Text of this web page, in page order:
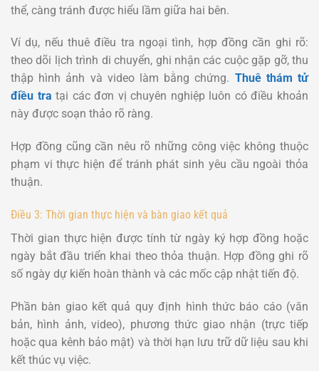
thể, càng tránh được hiểu lầm giữa hai bên.
Ví dụ, nếu thuê điều tra ngoại tình, hợp đồng cần ghi rõ:
theo dõi lịch trình di chuyển, ghi nhận các cuộc gặp gỡ, thu
thập hình ảnh và video làm bằng chứng. Thuê thám tử
điều tra tại các đơn vị chuyên nghiệp luôn có điều khoản
này được soạn thảo rõ ràng.
Hợp đồng cũng cần nêu rõ những công việc không thuộc
phạm vi thực hiện để tránh phát sinh yêu cầu ngoài thỏa
thuận.
Điều 3: Thời gian thực hiện và bàn giao kết quả
Thời gian thực hiện được tính từ ngày ký hợp đồng hoặc
ngày bắt đầu triển khai theo thỏa thuận. Hợp đồng ghi rõ
số ngày dự kiến hoàn thành và các mốc cập nhật tiến độ.
Phần bàn giao kết quả quy định hình thức báo cáo (văn
bản, hình ảnh, video), phương thức giao nhận (trực tiếp
hoặc qua kênh bảo mật) và thời hạn lưu trữ dữ liệu sau khi
kết thúc vụ việc.